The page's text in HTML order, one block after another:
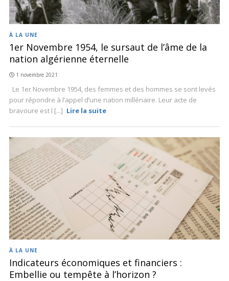
À LA UNE
1er Novembre 1954, le sursaut de l’âme de la
nation algérienne éternelle
1 novembre 2021
Le 1er Novembre 1954, des femmes et des hommes se sont levés
pour répondre à l’appel d’une nation millénaire. Leur acte de
bravoure est l [...] Lire la suite
À LA UNE
Indicateurs économiques et financiers :
Embellie ou tempête à l’horizon ?